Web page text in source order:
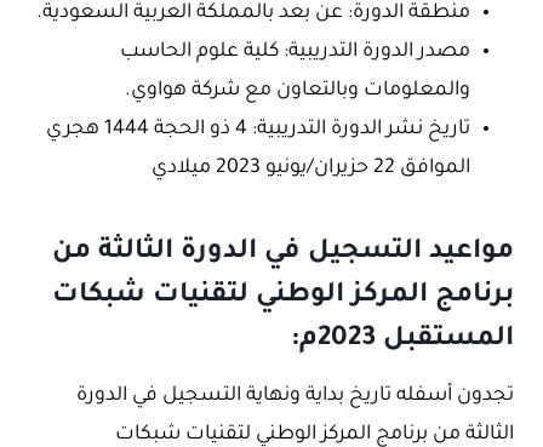
منطقة الدورة: عن بعد بالمملكة العربية السعودية.
مصدر الدورة التدريبية: كلية علوم الحاسب
والمعلومات وبالتعاون مع شركة هواوي.
تاريخ نشر الدورة التدريبية: 4 ذو الحجة 1444 هجري
الموافق 22 حزيران/يونيو 2023 ميلادي
مواعيد التسجيل في الدورة الثالثة من
برنامج المركز الوطني لتقنيات شبكات
المستقبل 2023م:
تجدون أسفله تاريخ بداية ونهاية التسجيل في الدورة
الثالثة من برنامج المركز الوطني لتقنيات شبكات